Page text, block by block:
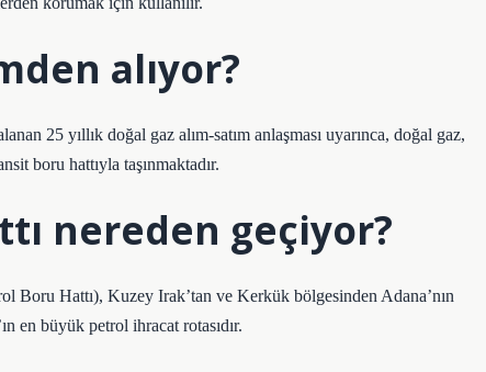
alıyor?
25 yıllık doğal gaz alım-satım anlaşması uyarınca, doğal gaz,
boru hattıyla taşınmaktadır.
nereden geçiyor?
Hattı), Kuzey Irak’tan ve Kerkük bölgesinden Adana’nın
en büyük petrol ihracat rotasıdır.